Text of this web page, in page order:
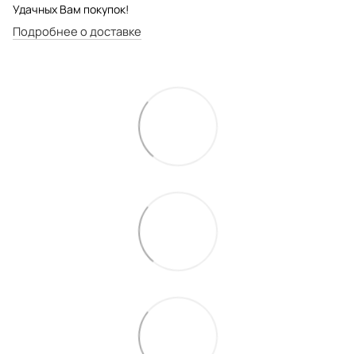
Удачных Вам покупок!
Подробнее о доставке